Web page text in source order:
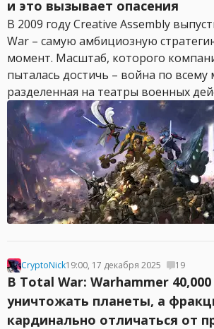
и это вызывает опасения
В 2009 году Creative Assembly
War – самую амбициозную
момент. Масштаб, которого
пыталась достичь – война по всему
разделенная на театры военных
CryptoNick19:00, 17 декабря 2025 19
В Total War: Warhammer
уничтожать планеты, а
кардинально отличаться от